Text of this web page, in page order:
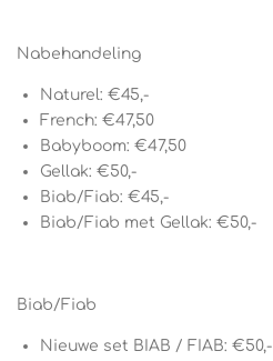
Nabehandeling
Naturel: €45,-
French: €47,50
Babyboom: €47,50
Gellak: €50,-
Biab/Fiab: €45,-
Biab/Fiab met Gellak: €50,-
Biab/Fiab
Nieuwe set BIAB / FIAB: €50,-